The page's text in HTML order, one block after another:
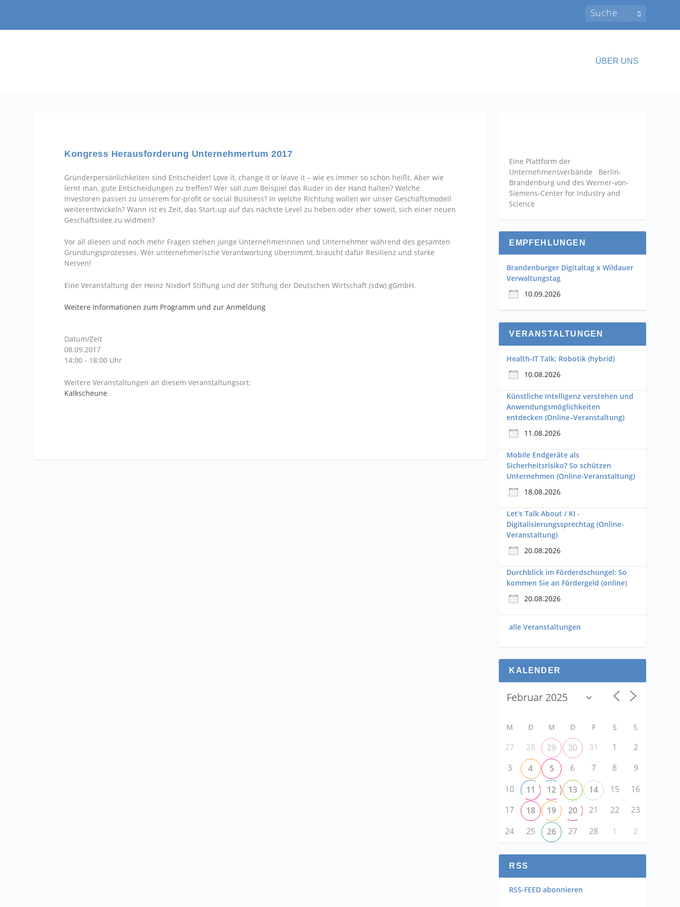
ÜBER UNS
Kongress Herausforderung Unternehmertum 2017
Gründerpersönlichkeiten sind Entscheider! Love it, change it or leave it – wie es immer so schön heißt. Aber wie
lernt man, gute Entscheidungen zu treffen? Wer soll zum Beispiel das Ruder in der Hand halten? Welche
Investoren passen zu unserem for-profit or social Business? In welche Richtung wollen wir unser Geschäftsmodell
weiterentwickeln? Wann ist es Zeit, das Start-up auf das nächste Level zu heben oder eher soweit, sich einer neuen
Geschäftsidee zu widmen?
Vor all diesen und noch mehr Fragen stehen junge Unternehmerinnen und Unternehmer während des gesamten
Gründungsprozesses. Wer unternehmerische Verantwortung übernimmt, braucht dafür Resilienz und starke
Nerven!
Eine Veranstaltung der Heinz Nixdorf Stiftung und der Stiftung der Deutschen Wirtschaft (sdw) gGmbH.
Weitere Informationen zum Programm und zur Anmeldung
Datum/Zeit
08.09.2017
14:00 - 18:00 Uhr
Weitere Veranstaltungen an diesem Veranstaltungsort:
Kalkscheune
Eine Plattform der
Unternehmensverbände Berlin-
Brandenburg und des Werner-von-
Siemens-Center for Industry and
Science
EMPFEHLUNGEN
Brandenburger Digitaltag x Wildauer
Verwaltungstag
10.09.2026
VERANSTALTUNGEN
Health-IT Talk: Robotik (hybrid)
10.08.2026
Künstliche Intelligenz verstehen und
Anwendungsmöglichkeiten
entdecken (Online–Veranstaltung)
11.08.2026
Mobile Endgeräte als
Sicherheitsrisiko? So schützen
Unternehmen (Online-Veranstaltung)
18.08.2026
Let's Talk About / KI -
Digitalisierungssprechtag (Online-
Veranstaltung)
20.08.2026
Durchblick im Förderdschungel: So
kommen Sie an Fördergeld (online)
20.08.2026
alle Veranstaltungen
KALENDER
M D M D F S S
27 28 29 30 31 1
2
3
4 5 6 7 8
9
10
11 12 13 14 15
16
17
18 19 20 21 22
23
24
25 26 27 28 1 2
RSS
RSS-FEED abonnieren